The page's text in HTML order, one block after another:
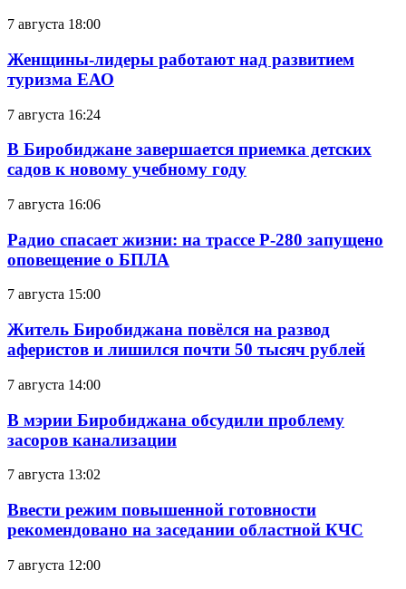
7 августа 18:00
Женщины-лидеры работают над развитием
туризма ЕАО
7 августа 16:24
В Биробиджане завершается приемка детских
садов к новому учебному году
7 августа 16:06
Радио спасает жизни: на трассе Р-280 запущено
оповещение о БПЛА
7 августа 15:00
Житель Биробиджана повёлся на развод
аферистов и лишился почти 50 тысяч рублей
7 августа 14:00
В мэрии Биробиджана обсудили проблему
засоров канализации
7 августа 13:02
Ввести режим повышенной готовности
рекомендовано на заседании областной КЧС
7 августа 12:00